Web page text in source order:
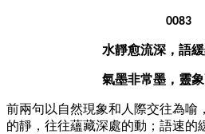
0083
水靜愈流深，語緩
氣墨非常墨，靈象
前兩句以自然現象和人際交往為喻
的靜，往往蘊藏深處的動；語速的